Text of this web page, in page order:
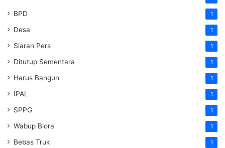
BPD 1
Desa 1
Siaran Pers 1
Ditutup Sementara 1
Harus Bangun 1
IPAL 1
SPPG 1
Wabup Blora 1
Bebas Truk 1